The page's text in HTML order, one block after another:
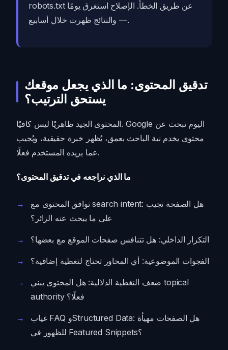
robots.txt عن طريق الخطأ. الإصلاح استغرق يومًا
— والنتائج ظهرت خلال أسابيع.
تدقيق المحتوى: ما الذي يجعل موقعك
يستحق الترتيب؟
المحتوى الجيد ظاهريًا ليس كافيًا. Google اليوم تبحث عن
محتوى يخدم نية الباحث بعمق، يُظهر خبرة حقيقية، ويُجيب
عما يريده المستخدم فعلًا.
ما الذي نراجعه في تدقيق المحتوى؟
توافق المحتوى مع search intent: هل الصفحة تجيب
على ما يبحث عنه الزائر؟
التكرار الداخلي: هل تتنافس صفحات الموقع مع بعضها؟
الفجوات الموضوعية: أي المحاور تحتاج لتغطية إضافية؟
ضعف التغطية الدلالية: هل المحتوى يبني topical
authority فعلًا؟
غياب FAQ وStructured Data: هل الصفحات مهيأة
للظهور في Featured Snippets؟